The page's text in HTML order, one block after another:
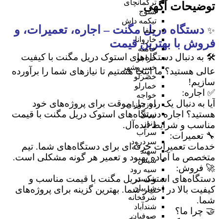
ترکمانچای
تسوج
تیکمه داش
جلفا
خاروانا
خامنه
خراجو
خسروشهر
خضرلو
خمارلو
خواجه
دوزدوزان
زرنق
زنوز
سراب
سردرود
سهند
سیس
سیه رود
شبستر
شربیان
شرفخانه
شندآباد
صوفیان
توضیحات آگهی
✨ دستگاه دریل مگنت – اجاره، تعمیرات، و
فروش با بهترین قیمت
🛠 به دنبال دستگاه‌های استوک دریل مگنت با کیفیت
عالی هستید؟ ما اینجا هستیم تا نیازهای شما را برآورده
سازیم!
✅ اجاره:
آیا به دنبال یک راه حل موقت برای پروژه‌های خود
هستید؟ اجاره دستگاه‌های استوک دریل مگنت با قیمت
مناسب و شرایط ایده‌آل.
🔧 تعمیرات:
خدمات تعمیرات حرفه‌ای برای دستگاه‌های شما. تیم
متخصص ما آماده بهبود و تعمیر هر گونه مشکلی است.
🚀 فروش:
دستگاه‌های استوک دریل مگنت با قیمت مناسب و
کیفیت بالا در اختیار شما. بهترین گزینه برای پروژه‌های
شما.
🤝 چرا ما؟